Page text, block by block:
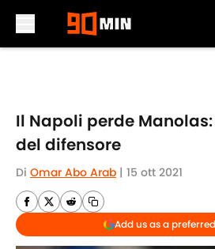
Il Napoli perde
del difensore
Di Omar Abo Arab | 15 ott 2021
Add us as a